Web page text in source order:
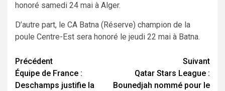
honoré samedi 24 mai à Alger.
D’autre part, le CA Batna (Réserve) champion de la
poule Centre-Est sera honoré le jeudi 22 mai à Batna.
Navigation
d’article
Précédent
Équipe de France :
Deschamps justifie la
Suivant
Qatar Stars League :
Bounedjah nommé pour le